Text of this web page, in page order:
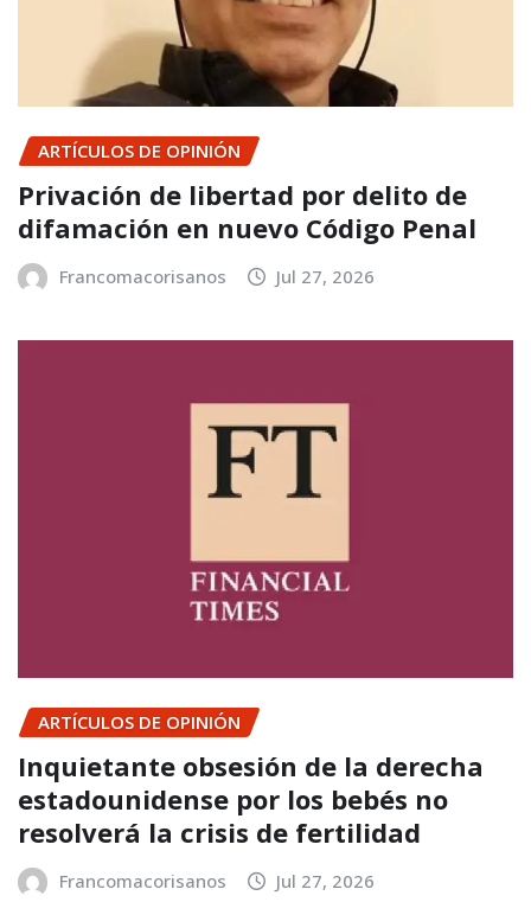
ARTÍCULOS DE OPINIÓN
Privación de libertad por delito de
difamación en nuevo Código Penal
Francomacorisanos Jul 27, 2026
ARTÍCULOS DE OPINIÓN
Inquietante obsesión de la derecha
estadounidense por los bebés no
resolverá la crisis de fertilidad
Francomacorisanos Jul 27, 2026